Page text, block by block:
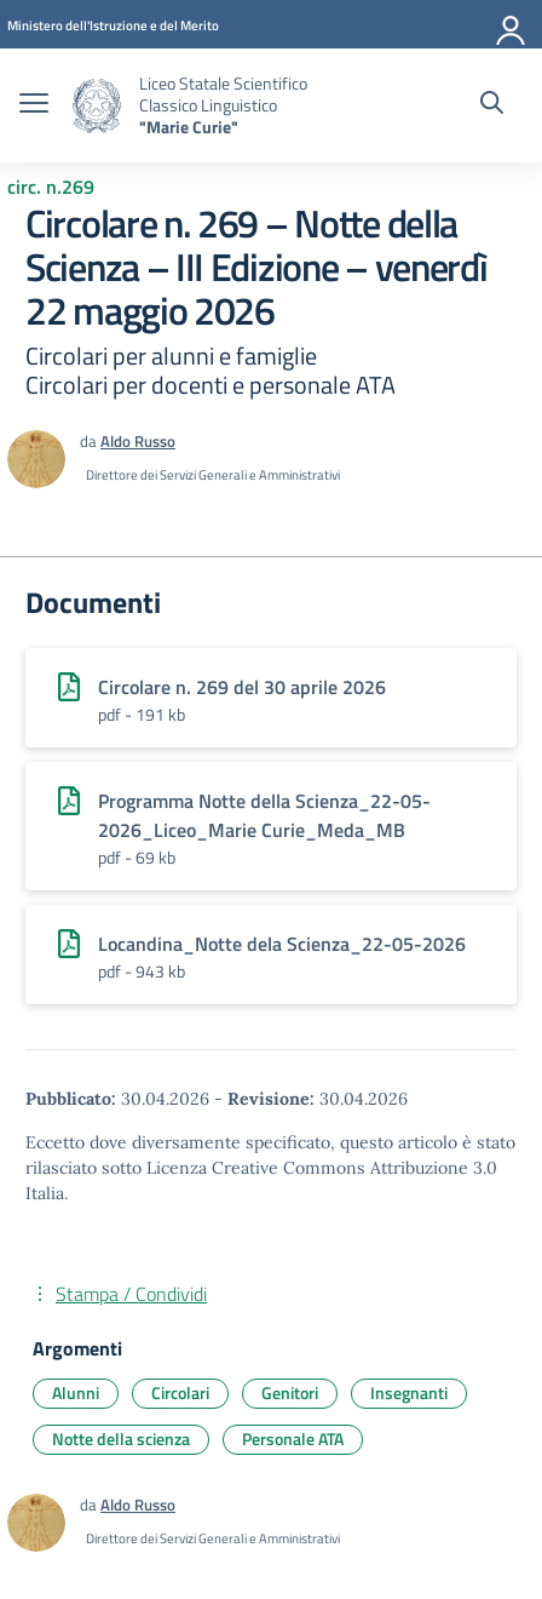
Vai ai contenuti
Vai al menu di navigazione
Vai al footer
Ministero dell'Istruzione e del Merito
Liceo Statale Scientifico
Classico Linguistico
"Marie Curie"
circ. n.269
Circolare n. 269 – Notte della
Scienza – III Edizione – venerdì
22 maggio 2026
Circolari per alunni e famiglie
Circolari per docenti e personale ATA
daAldo Russo
Direttore dei Servizi Generali e Amministrativi
Documenti
Circolare n. 269 del 30 aprile 2026
pdf - 191 kb
Programma Notte della Scienza_22-05-
2026_Liceo_Marie Curie_Meda_MB
pdf - 69 kb
Locandina_Notte dela Scienza_22-05-2026
pdf - 943 kb
Pubblicato: 30.04.2026 - Revisione: 30.04.2026
Eccetto dove diversamente specificato, questo articolo è stato
rilasciato sotto Licenza Creative Commons Attribuzione 3.0
Italia.
Stampa / Condividi
Argomenti
Alunni Circolari Genitori
Insegnanti
Notte della scienza
Personale ATA
daAldo Russo
Direttore dei Servizi Generali e Amministrativi